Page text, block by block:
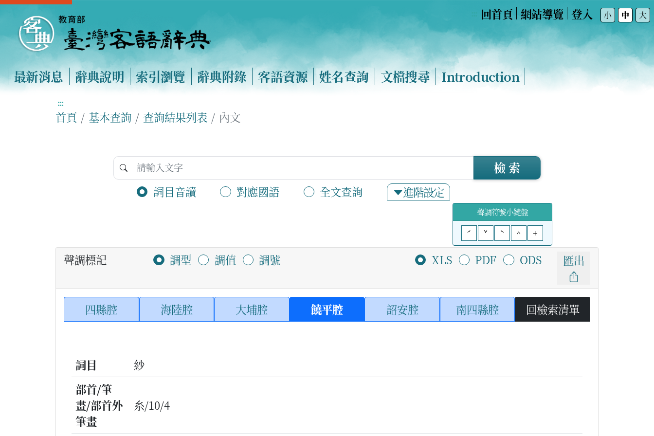
回首頁 網站導覽 登入 小 中 大
最新消息 辭典說明 索引瀏覽 辭典附錄 客語資源 姓名查詢 文檔搜尋 Introduction
:::
首頁 基本查詢 查詢結果列表 內文
詞目音讀 對應國語 全文查詢 進階設定
檢 索
聲調符號小鍵盤
ˊ
ˇ ˋ ^ +
聲調標記 調型 調值 調號 XLS PDF ODS 匯出
四縣腔 海陸腔 大埔腔 饒平腔 詔安腔 南四縣腔 回檢索清單
詞目
紗
部首/筆
畫/部首外
筆畫
糸/10/4